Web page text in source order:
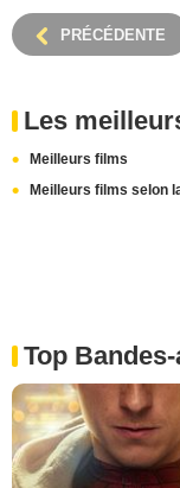
PRÉCÉDENTE
Les
Meilleurs films
Meilleurs films selon
Top